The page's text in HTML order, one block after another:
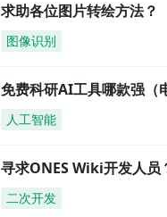
求助各位图片转绘方法？
图像识别
免费科研AI工具哪款强（
人工智能
寻求ONES Wiki开发人员
二次开发